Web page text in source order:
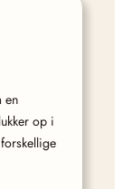
en
op i